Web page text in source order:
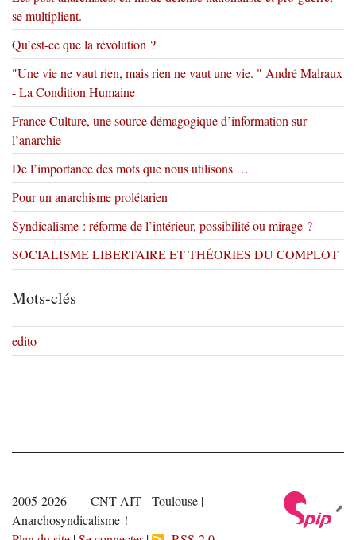
se multiplient.
Qu’est-ce que la révolution ?
"Une vie ne vaut rien, mais rien ne vaut une vie. " André Malraux
- La Condition Humaine
France Culture, une source démagogique d’information sur
l’anarchie
De l’importance des mots que nous utilisons …
Pour un anarchisme prolétarien
Syndicalisme : réforme de l’intérieur, possibilité ou mirage ?
SOCIALISME LIBERTAIRE ET THÉORIES DU COMPLOT
Mots-clés
edito
2005-2026 — CNT-AIT - Toulouse |
Anarchosyndicalisme !